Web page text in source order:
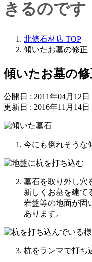
きるのです
北條石材店 TOP
傾いたお墓の修正
傾いたお墓の
公開日 : 2011年04月12日
更新日 : 2016年11月14日
今にも倒れそうな
墓石を取り外し穴
新しくお墓を建て
岩盤等の地面が固
あります。
杭をランマで打ち